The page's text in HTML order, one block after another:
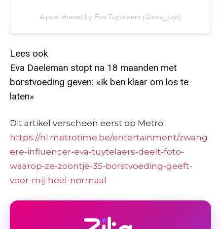
A post shared by Eva Tuytelaers (@eva_tuyt)
Lees ook
Eva Daeleman stopt na 18 maanden met
borstvoeding geven: «Ik ben klaar om los te
laten»
Dit artikel verscheen eerst op Metro:
https://nl.metrotime.be/entertainment/zwang
ere-influencer-eva-tuytelaers-deelt-foto-
waarop-ze-zoontje-35-borstvoeding-geeft-
voor-mij-heel-normaal